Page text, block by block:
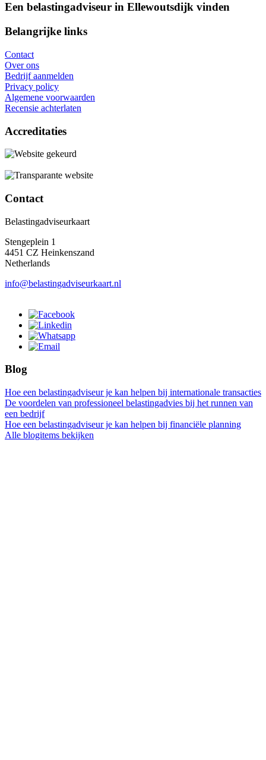
Een belastingadviseur in Ellewoutsdijk vinden
Belangrijke links
Contact
Over ons
Bedrijf aanmelden
Privacy policy
Algemene voorwaarden
Recensie achterlaten
Accreditaties
Contact
Belastingadviseurkaart
Stengeplein 1
4451 CZ Heinkenszand
Netherlands
info@belastingadviseurkaart.nl
Blog
Hoe een belastingadviseur je kan helpen bij internationale transacties
De voordelen van professioneel belastingadvies bij het runnen van
een bedrijf
Hoe een belastingadviseur je kan helpen bij financiële planning
Alle blogitems bekijken